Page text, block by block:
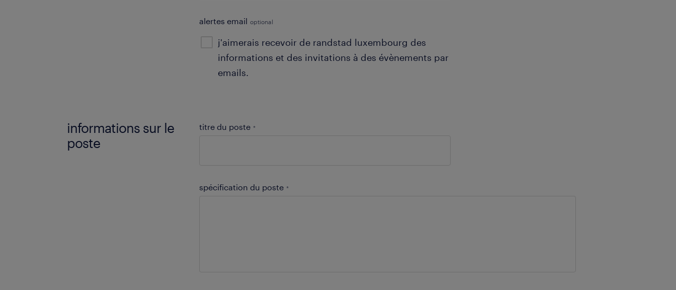
alertes email optional
j'aimerais recevoir de randstad luxembourg des
informations et des invitations à des évènements par
emails.
informations sur le
poste
titre du poste *
spécification du poste *